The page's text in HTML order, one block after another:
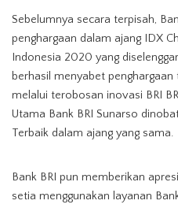
Sebelumnya secara terpisah,
penghargaan dalam ajang IDX
Indonesia 2020 yang
berhasil menyabet
melalui terobosan inovasi BRI
Utama Bank BRI Sunarso
Terbaik dalam ajang yang sama.⁣
⁣Bank BRI pun memberikan
setia menggunakan layanan